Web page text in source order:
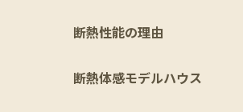
断熱性能の理由
断熱体感モデルハウス